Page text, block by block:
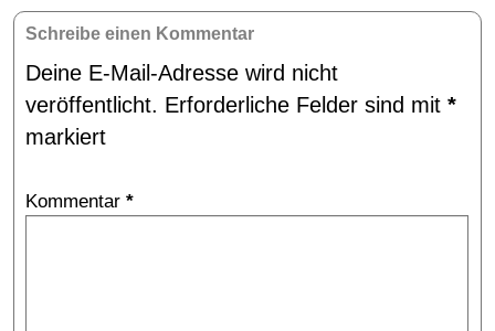
Schreibe einen Kommentar
Deine E-Mail-Adresse wird nicht
veröffentlicht. Erforderliche Felder sind mit *
markiert
Kommentar *